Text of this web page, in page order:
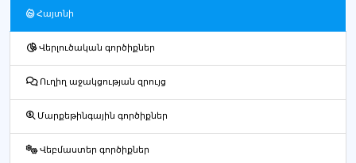
Հայտնի
Վերլուծական գործիքներ
Ուղիղ աջակցության զրույց
Մարքեթինգային գործիքներ
Վեբմաստեր գործիքներ